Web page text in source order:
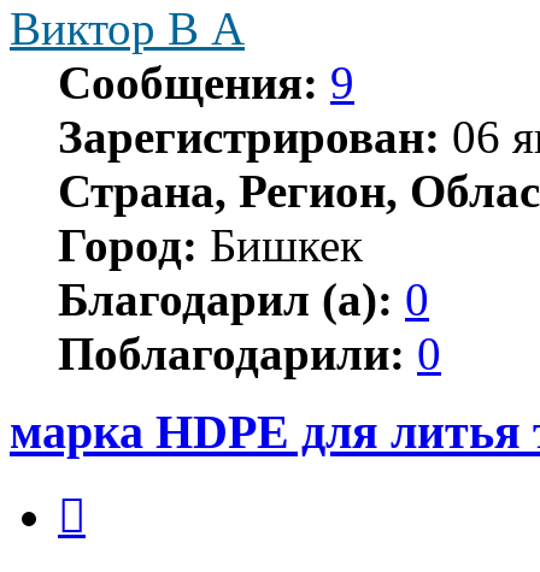
Виктор В А
Сообщения: 9
Зарегистрирован: 06
Страна, Регион,
Город: Бишкек
Благодарил (а): 0
Поблагодарили: 0
марка HDPE для литья